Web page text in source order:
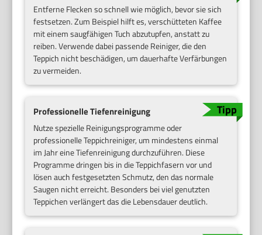
Entferne Flecken so schnell wie möglich, bevor sie sich
festsetzen. Zum Beispiel hilft es, verschütteten Kaffee
mit einem saugfähigen Tuch abzutupfen, anstatt zu
reiben. Verwende dabei passende Reiniger, die den
Teppich nicht beschädigen, um dauerhafte Verfärbungen
zu vermeiden.
Professionelle Tiefenreinigung
Nutze spezielle Reinigungsprogramme oder
professionelle Teppichreiniger, um mindestens einmal
im Jahr eine Tiefenreinigung durchzuführen. Diese
Programme dringen bis in die Teppichfasern vor und
lösen auch festgesetzten Schmutz, den das normale
Saugen nicht erreicht. Besonders bei viel genutzten
Teppichen verlängert das die Lebensdauer deutlich.